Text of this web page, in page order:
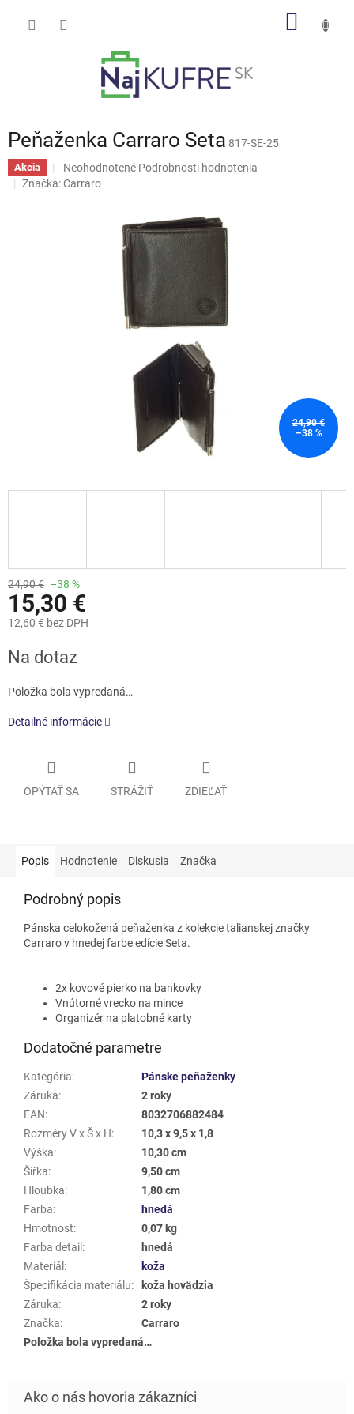
Peňaženka Carraro Seta 817-SE-25
Akcia
Priemerné
hodnotenie
Neohodnotené Podrobnosti hodnotenia
Značka:Carraro
24,90 €
–38 %
24,90 € –38 %
15,30 €
12,60 € bez DPH
cena:
Na dotaz
Položka bola vypredaná…
Detailné informácie
OPÝTAŤ SA STRÁŽIŤ ZDIEĽAŤ
Popis Hodnotenie Diskusia Značka
Podrobný popis
Pánska celokožená peňaženka z kolekcie talianskej značky
Carraro v hnedej farbe edície Seta.
2x kovové pierko na bankovky
Vnútorné vrecko na mince
Organizér na platobné karty
Dodatočné parametre
Kategória:
Pánske peňaženky
Záruka:
2 roky
EAN:
8032706882484
Rozměry V x Š x H:
10,3 x 9,5 x 1,8
Výška:
10,30 cm
Šířka:
9,50 cm
Hloubka:
1,80 cm
Farba:
hnedá
Hmotnost:
0,07 kg
Farba detail :
hnedá
Materiál :
koža
Špecifikácia materiálu:
koža hovädzia
Záruka:
2 roky
Značka:
Carraro
Položka bola vypredaná…